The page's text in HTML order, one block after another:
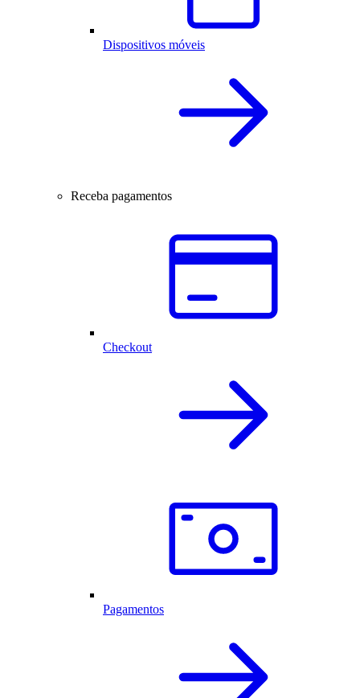
Dispositivos móveis
Receba pagamentos
Checkout
Pagamentos